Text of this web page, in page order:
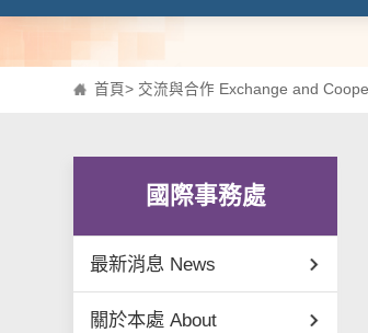
首頁> 交流與合作 Exchange and
國際事務處
最新消息 News
關於本處 About